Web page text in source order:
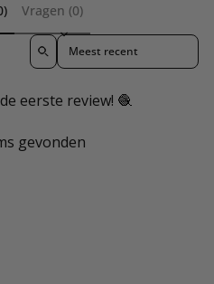
Vragen (0)
Sort reviews by
eerste review! 🧶
gevonden